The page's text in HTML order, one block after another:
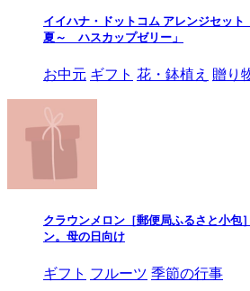
イイハナ・ドットコム アレンジセット
夏～ ハスカップゼリー」
お中元 ギフト 花・鉢植え 贈り
クラウンメロン［郵便局ふるさと小包
ン。母の日向け
ギフト フルーツ 季節の行事